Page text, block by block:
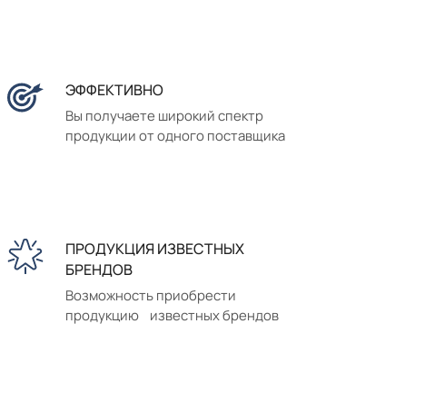
ЭФФЕКТИВНО
Вы получаете широкий спектр
продукции от одного поставщика
ПРОДУКЦИЯ ИЗВЕСТНЫХ
БРЕНДОВ
Возможность приобрести
продукцию известных брендов